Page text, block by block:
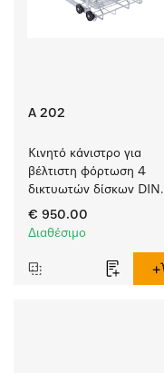
A 202
Κινητό κάνιστρο για
βέλτιστη φόρτωση 4
δικτυωτών δίσκων DIN.
€ 950.00
Διαθέσιμο